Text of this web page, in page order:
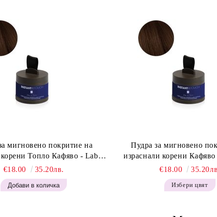
мигновено покритие на
корени Топло Кафяво - Labor
Powder - Warm Brown
H643
€18.00 35.20лв.
Пудра за мигновено
израснали корени
Instant Retouch Powder -
€18.00
Избери цвят